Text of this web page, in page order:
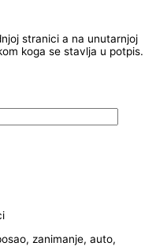
stranici a na unutarnjoj
koga se stavlja u potpis.
zanimanje, auto,